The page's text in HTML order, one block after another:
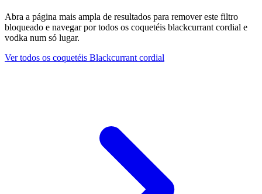
Abra a página mais ampla de resultados para remover este filtro
bloqueado e navegar por todos os coquetéis blackcurrant cordial e
vodka num só lugar.
Ver todos os coquetéis Blackcurrant cordial